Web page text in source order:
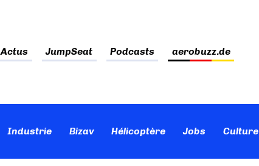
Actus JumpSeat Podcasts aerobuzz.de
Industrie Bizav Hélicoptère Jobs